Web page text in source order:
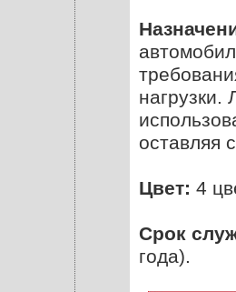
нагрузки.
оставляя
Цвет: 4
Срок
года).